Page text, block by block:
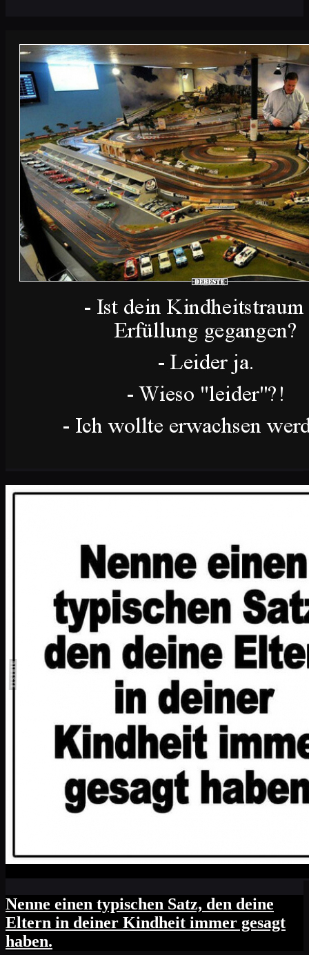
Nenne einen typischen Satz, den deine
Eltern in deiner Kindheit immer gesagt
haben.